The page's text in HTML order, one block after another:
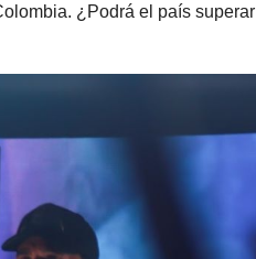
¿Podrá el país superar